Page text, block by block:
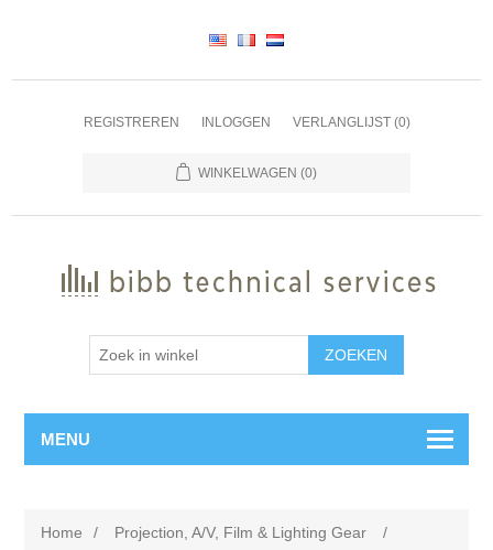
REGISTREREN INLOGGEN VERLANGLIJST (0)
WINKELWAGEN (0)
ZOEKEN
MENU
Home / Projection, A/V, Film & Lighting Gear
/